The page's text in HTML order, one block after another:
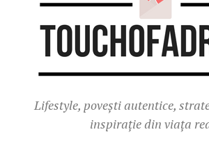
Lifestyle, povești autentice,
inspirație din viața